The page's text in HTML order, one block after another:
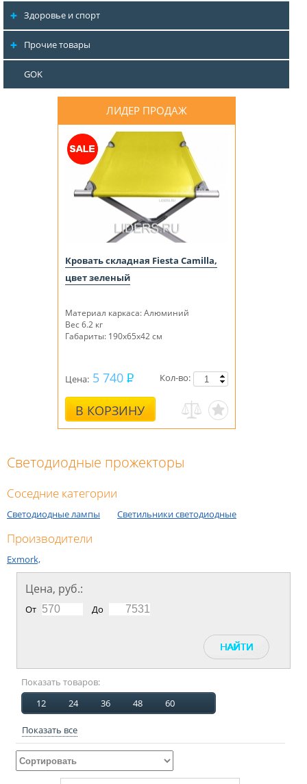
Здоровье и спорт
Прочие товары
GOK
ЛИДЕР ПРОДАЖ
Кровать складная Fiesta Camilla,
цвет зеленый
Материал каркаса: Алюминий
Вес 6.2 кг
Габариты: 190х65х42 см
Цена: 5 740
В КОРЗИНУ
Кол-во:
Светодиодные прожекторы
Соседние категории
Светодиодные лампы Светильники светодиодные
Производители
Exmork,
Цена, руб.:
От До
Показать товаров:
12
24 36 48 60
Показать все